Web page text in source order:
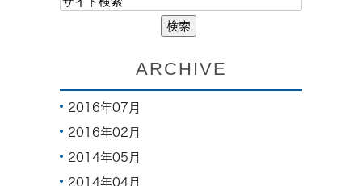
ARCHIVE
2016年07月
2016年02月
2014年05月
2014年04月